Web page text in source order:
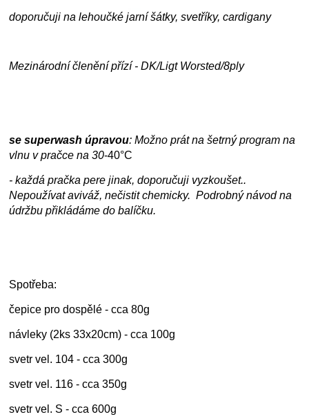
doporučuji na lehoučké jarní šátky, svetříky, cardigany
Mezinárodní členění přízí - DK/Ligt Worsted/8ply
se superwash úpravou: Možno prát na šetrný program na
vlnu v pračce na30-40°C
- každá pračka pere jinak, doporučuji vyzkoušet..
Nepoužívat aviváž, nečistit chemicky. Podrobný návod na
údržbu přikládáme do balíčku.
Spotřeba:
čepice pro dospělé - cca 80g
návleky (2ks 33x20cm) - cca 100g
svetr vel. 104 - cca 300g
svetr vel. 116 - cca 350g
svetr vel. S - cca 600g